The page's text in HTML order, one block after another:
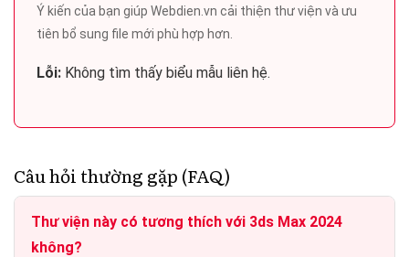
Ý kiến của bạn giúp Webdien.vn cải thiện thư viện và ưu
tiên bổ sung file mới phù hợp hơn.
Lỗi: Không tìm thấy biểu mẫu liên hệ.
Câu hỏi thường gặp (FAQ)
Thư viện này có tương thích với 3ds Max 2024
không?